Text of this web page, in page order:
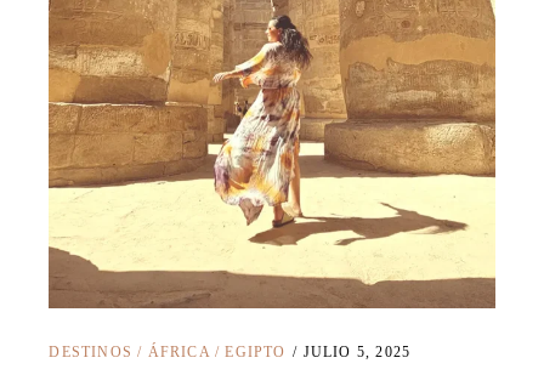
DESTINOS / ÁFRICA/EGIPTO JULIO 5, 2025